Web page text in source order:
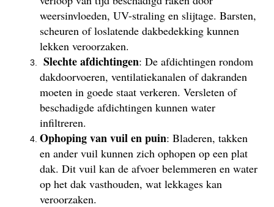
weersinvloeden, UV-straling en slijtage. Barsten,
scheuren of loslatende dakbedekking kunnen
lekken veroorzaken.
Slechte afdichtingen: De afdichtingen rondom
dakdoorvoeren, ventilatiekanalen of dakranden
moeten in goede staat verkeren. Versleten of
beschadigde afdichtingen kunnen water
infiltreren.
Ophoping van vuil en puin: Bladeren, takken
en ander vuil kunnen zich ophopen op een plat
dak. Dit vuil kan de afvoer belemmeren en water
op het dak vasthouden, wat lekkages kan
veroorzaken.